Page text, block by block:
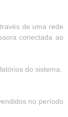
de uma rede
conectada ao
do sistema.
no período